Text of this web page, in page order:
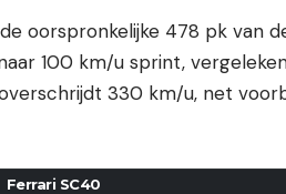
oorspronkelijke 478 pk van
100 km/u sprint,
330 km/u, net
Ferrari SC40